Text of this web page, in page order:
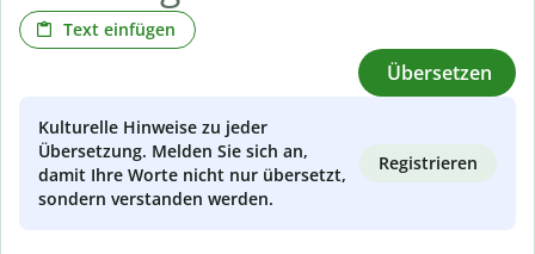
Text einfügen
Übersetzen
Kulturelle Hinweise zu jeder
Übersetzung. Melden Sie sich an,
damit Ihre Worte nicht nur übersetzt,
sondern verstanden werden.
Registrieren